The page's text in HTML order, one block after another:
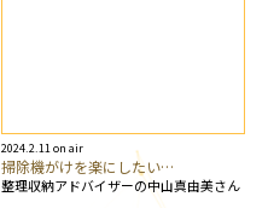
2024.2.11 on air
掃除機がけを楽にしたい…
整理収納アドバイザーの中山真由美さん